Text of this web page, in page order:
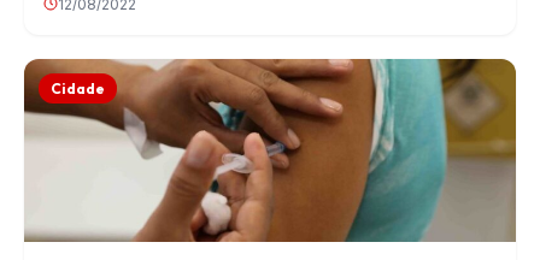
12/08/2022
Cidade